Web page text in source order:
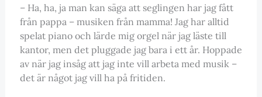
– Ha, ha, ja man kan säga att seglingen har jag fått
från pappa – musiken från mamma! Jag har alltid
spelat piano och lärde mig orgel när jag läste till
kantor, men det pluggade jag bara i ett år. Hoppade
av när jag insåg att jag inte vill arbeta med musik –
det är något jag vill ha på fritiden.